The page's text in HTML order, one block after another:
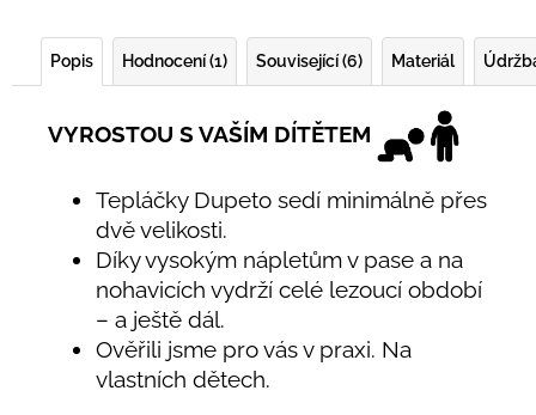
Popis Hodnocení (1) Související (6) Materiál
VYROSTOU S VAŠÍM DÍTĚTEM
Tepláčky Dupeto sedí minimálně přes
dvě velikosti.
Díky vysokým nápletům v pase a na
nohavicích vydrží celé lezoucí období
– a ještě dál.
Ověřili jsme pro vás v praxi. Na
vlastních dětech.